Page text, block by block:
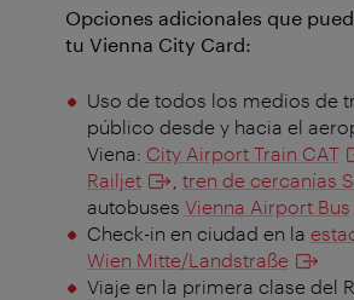
Opciones adicionales que
tu Vienna City Card:
Uso de todos los medios de
público desde y hacia el
Viena: City Airport Train CAT
Railjet
tren de cercanías
autobuses Vienna Airport Bus
Check-in en ciudad en la
Wien Mitte/Landstraße
Viaje en la primera clase del